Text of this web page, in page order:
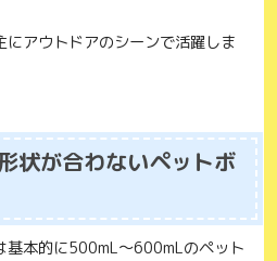
アウトドアのシーンで活躍しま
状が合わないペットボ
基本的に500mL〜600mLのペット